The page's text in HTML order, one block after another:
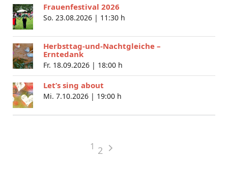
Frauenfestival 2026
So. 23.08.2026 | 11:30 h
Herbsttag-und-Nachtgleiche –
Erntedank
Fr. 18.09.2026 | 18:00 h
Let’s sing about
Mi. 7.10.2026 | 19:00 h
1 2